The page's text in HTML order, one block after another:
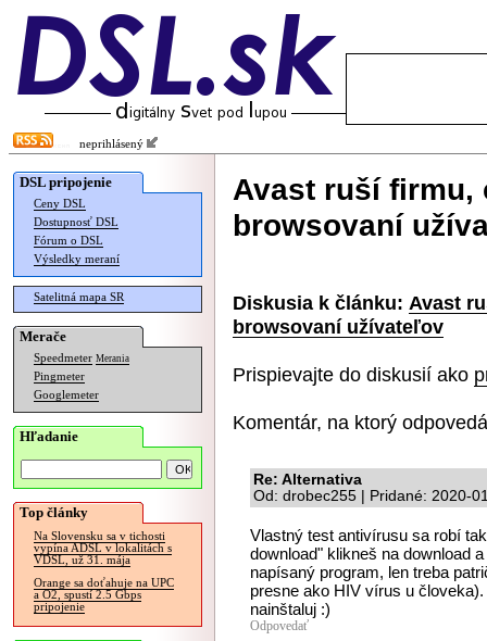
neprihlásený
DSL pripojenie
Ceny DSL
Dostupnosť DSL
Fórum o DSL
Výsledky meraní
Satelitná mapa SR
Merače
Speedmeter Merania
Pingmeter
Googlemeter
Hľadanie
Top články
Na Slovensku sa v tichosti
vypína ADSL v lokalitách s
VDSL, už 31. mája
Orange sa doťahuje na UPC
a O2, spustí 2.5 Gbps
pripojenie
Avast ruší firmu,
browsovaní
Diskusia k článku: Avast
browsovaní užívateľov
Prispievajte do diskusií ako
Komentár, na ktorý
Re: Alternativa
Od: drobec255 | Pridané: 2020-
Vlastný test antivírusu sa robí
download" klikneš na download
napísaný program, len treba
presne ako HIV vírus u
nainštaluj :)
Odpovedať